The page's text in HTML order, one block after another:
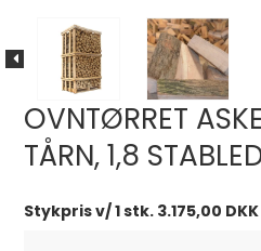
OVNTØRRET
TÅRN, 1,8
Stykpris v/ 1 stk. 3.175,00 DKK